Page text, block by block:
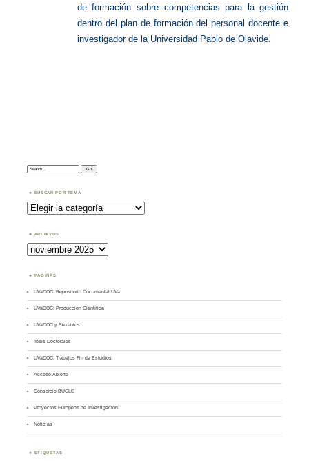
de formación sobre competencias para la gestión
dentro del plan de formación del personal docente e
investigador de la Universidad Pablo de Olavide.
Search:
BUSCAR POR TEMA
Buscar
por
Tema
ARCHIVOS
Archivos
PÁGINAS
UVaDOC: Repositorio Documental UVa
UVaDOC: Producción Científica
UVaDOC y Sexenios
Tesis Doctorales
UVaDOC: Trabajos Fin de Estudios
Acceso Abierto
Consorcio BUCLE
Proyectos Europeos de Investigación
Noticias
ETIQUETAS